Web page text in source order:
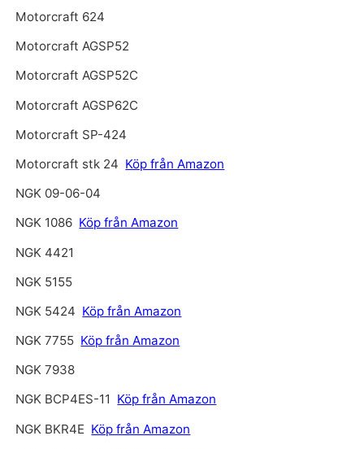
Motorcraft 624
Motorcraft AGSP52
Motorcraft AGSP52C
Motorcraft AGSP62C
Motorcraft SP-424
Motorcraft stk 24 Köp från Amazon
NGK 09-06-04
NGK 1086 Köp från Amazon
NGK 4421
NGK 5155
NGK 5424 Köp från Amazon
NGK 7755 Köp från Amazon
NGK 7938
NGK BCP4ES-11 Köp från Amazon
NGK BKR4E Köp från Amazon